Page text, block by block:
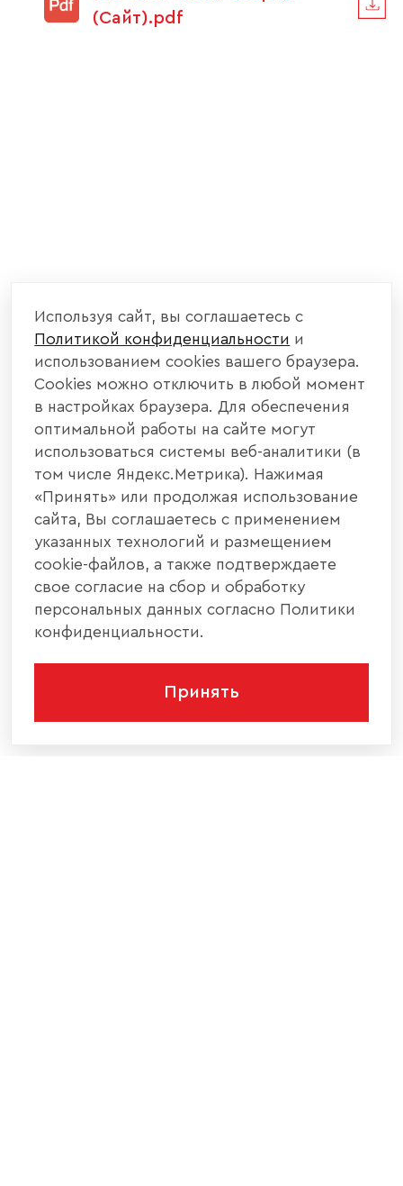
(Сайт).pdf
Используя сайт, вы соглашаетесь с
Политикой конфиденциальности и
использованием cookies вашего браузера.
Cookies можно отключить в любой момент
в настройках браузера. Для обеспечения
оптимальной работы на сайте могут
использоваться системы веб-аналитики (в
том числе Яндекс.Метрика). Нажимая
«Принять» или продолжая использование
сайта, Вы соглашаетесь с применением
указанных технологий и размещением
cookie-файлов, а также подтверждаете
свое согласие на сбор и обработку
персональных данных согласно Политики
конфиденциальности.
Принять